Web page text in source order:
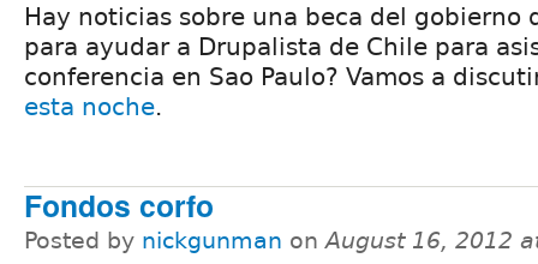
Hay noticias sobre una beca del gobierno
para ayudar a Drupalista de Chile para
conferencia en Sao Paulo? Vamos a
esta noche.
Fondos corfo
Posted by nickgunman onAugust 16, 2012